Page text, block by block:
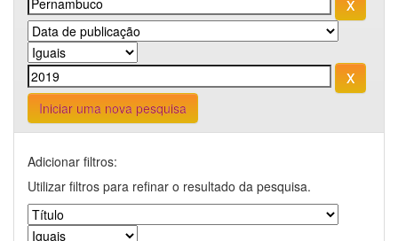
Iniciar uma nova pesquisa
Adicionar filtros:
Utilizar filtros para refinar o resultado da pesquisa.